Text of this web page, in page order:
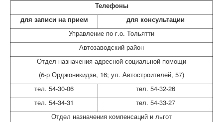
Телефоны
для записи на прием
для консультации
Управление по г.о. Тольятти
Автозаводский район
Отдел назначения адресной социальной помощи
(б-р Орджоникидзе, 16; ул. Автостроителей, 57)
тел. 54-30-06
тел. 54-32-26
тел. 54-34-31
тел. 54-33-27
Отдел назначения компенсаций и льгот